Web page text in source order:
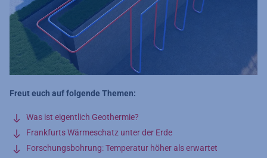
Freut euch auf folgende Themen:
Was ist eigentlich Geothermie?
Frankfurts Wärmeschatz unter der Erde
Forschungsbohrung: Temperatur höher als erwartet